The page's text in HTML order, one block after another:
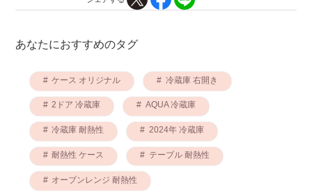
あなたにおすすめのタグ
ケース オリジナル 冷蔵庫 右開き
2ドア 冷蔵庫 AQUA 冷蔵庫
冷蔵庫 耐熱性 2024年 冷蔵庫
耐熱性 ケース テーブル 耐熱性
オーブンレンジ 耐熱性